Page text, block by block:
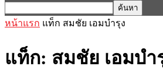
หน้าแรก แท็ก สมชัย เอมบำรุง
แท็ก: สมชัย เอมบำ